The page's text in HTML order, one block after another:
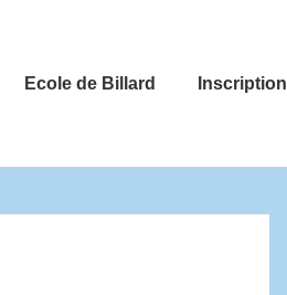
Ecole de Billard Inscription